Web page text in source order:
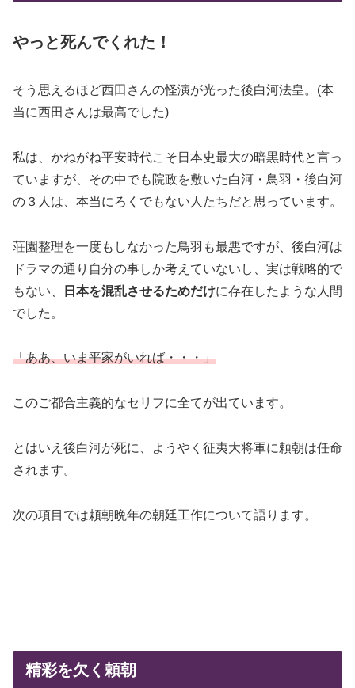
やっと死んでくれた！
そう思えるほど西田さんの怪演が光った後白河法皇。(本
当に西田さんは最高でした)
私は、かねがね平安時代こそ日本史最大の暗黒時代と言っ
ていますが、その中でも院政を敷いた白河・鳥羽・後白河
の３人は、本当にろくでもない人たちだと思っています。
荘園整理を一度もしなかった鳥羽も最悪ですが、後白河は
ドラマの通り自分の事しか考えていないし、実は戦略的で
もない、
日本を混乱させるためだけに存在したような人間
でした。
「ああ、いま平家がいれば・・・」
このご都合主義的なセリフに全てが出ています。
とはいえ後白河が死に、ようやく征夷大将軍に頼朝は任命
されます。
次の項目では頼朝晩年の朝廷工作について語ります。
精彩を欠く頼朝